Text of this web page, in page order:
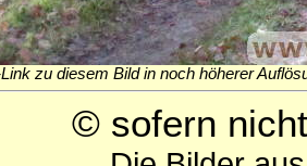
zu diesem Bild in noch höherer
© sofern